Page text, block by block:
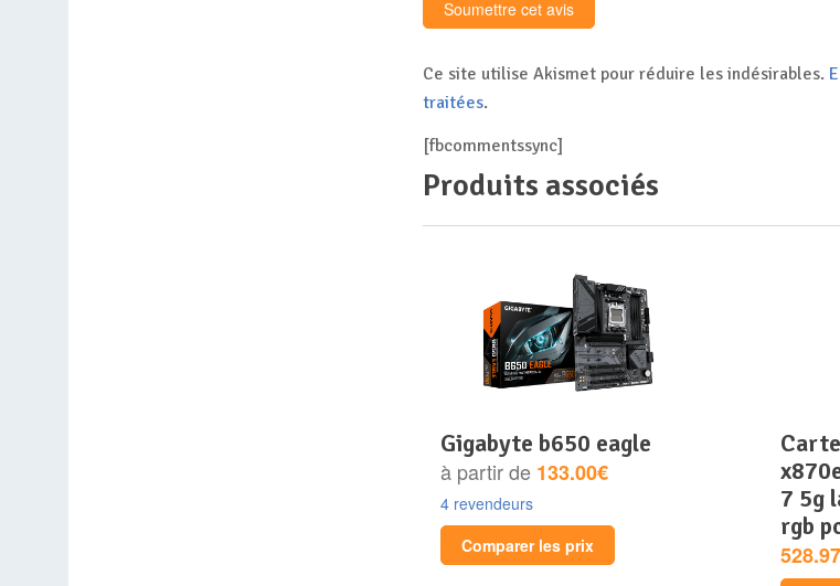
Ce site utilise Akismet pour réduire les indésirables.
traitées.
[fbcommentssync]
Produits associés
gigabyte b650 eagle
à partir de 133.00€
4 revendeurs
Comparer les prix
carte mère – msi – mpg
7 5g
rgb